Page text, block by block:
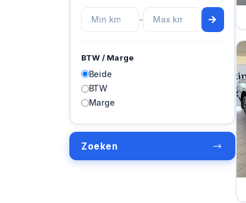
–
BTW / Marge
Beide
BTW
Marge
Zoeken